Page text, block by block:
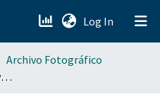
Log In (current)
Archivo Fotográfico
Paisaje 20, carretera 89, Wyoming, Estados Unidos